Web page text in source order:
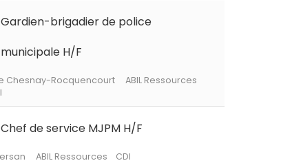
Paris (75)
Gardien-brigadier de police
municipale H/F
Le Chesnay-Rocquencourt
Chef de service MJPM H/F